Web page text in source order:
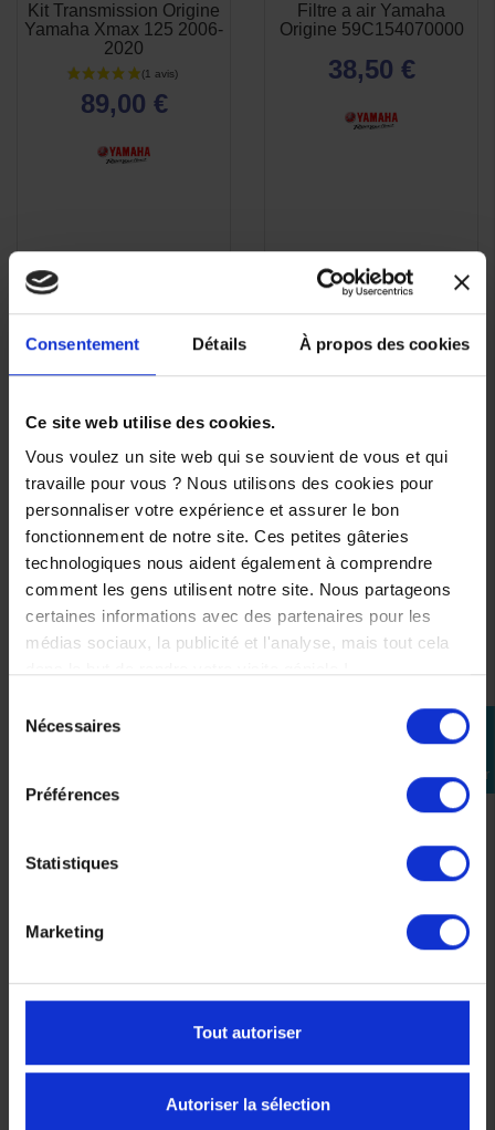
Consentement Détails À propos des cookies
Ce site web utilise des cookies.
Vous voulez un site web qui se souvient de vous et qui
travaille pour vous ? Nous utilisons des cookies pour
personnaliser votre expérience et assurer le bon
fonctionnement de notre site. Ces petites gâteries
technologiques nous aident également à comprendre
comment les gens utilisent notre site. Nous partageons
certaines informations avec des partenaires pour les
médias sociaux, la publicité et l'analyse, mais tout cela
Nécessaires
Préférences
Statistiques
Marketing
Tout autoriser
Autoriser la sélection
perm_identity
connecter
Kit Transmission Origine
Yamaha Xmax 125 2006-
2020
89,00 €
Filtre a air Yamaha
Origine 59C154070000
38,50 €
-9%
APERÇU
RAPIDE
Kit Transmission Yamaha
293,00 €
APERÇU
RAPIDE
Kit Transmission Origine
-5%
309,70 €